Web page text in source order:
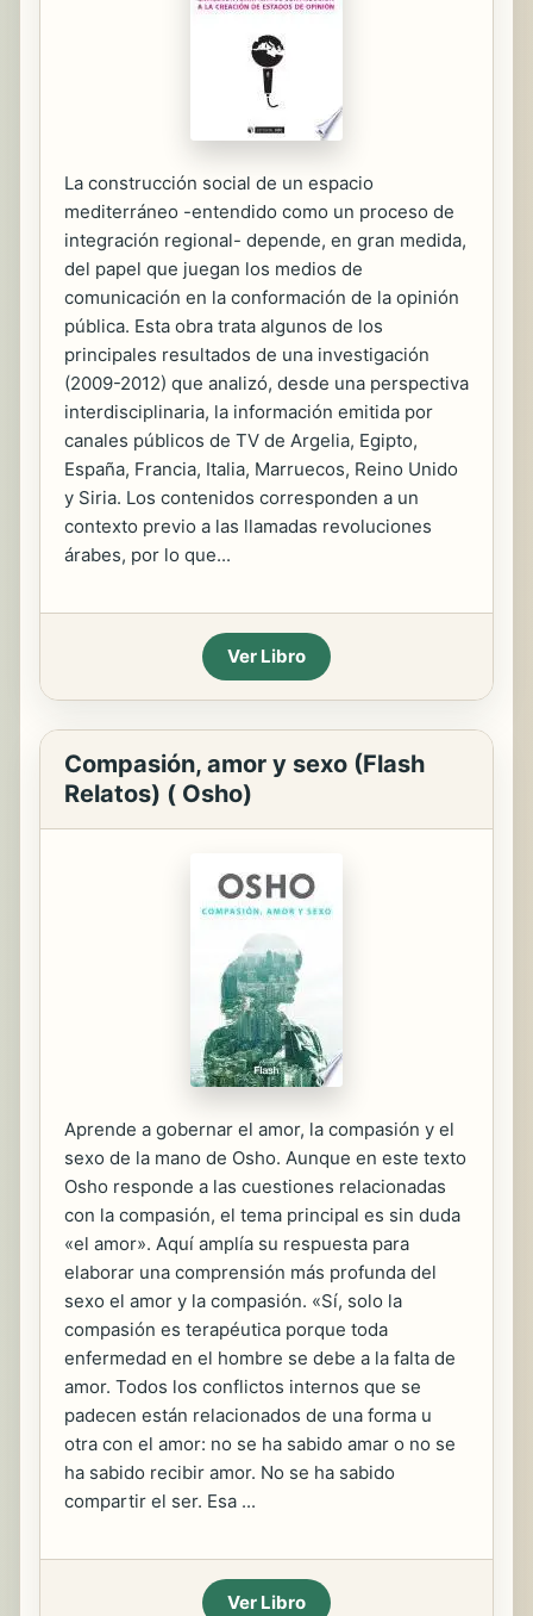
La construcción social de un espacio
mediterráneo -entendido como un proceso de
integración regional- depende, en gran medida,
del papel que juegan los medios de
comunicación en la conformación de la opinión
pública. Esta obra trata algunos de los
principales resultados de una investigación
(2009-2012) que analizó, desde una perspectiva
interdisciplinaria, la información emitida por
canales públicos de TV de Argelia, Egipto,
España, Francia, Italia, Marruecos, Reino Unido
y Siria. Los contenidos corresponden a un
contexto previo a las llamadas revoluciones
árabes, por lo que...
Ver Libro
Compasión, amor y sexo (Flash
Relatos) ( Osho)
Aprende a gobernar el amor, la compasión y el
sexo de la mano de Osho. Aunque en este texto
Osho responde a las cuestiones relacionadas
con la compasión, el tema principal es sin duda
«el amor». Aquí amplía su respuesta para
elaborar una comprensión más profunda del
sexo el amor y la compasión. «Sí, solo la
compasión es terapéutica porque toda
enfermedad en el hombre se debe a la falta de
amor. Todos los conflictos internos que se
padecen están relacionados de una forma u
otra con el amor: no se ha sabido amar o no se
ha sabido recibir amor. No se ha sabido
compartir el ser. Esa ...
Ver Libro